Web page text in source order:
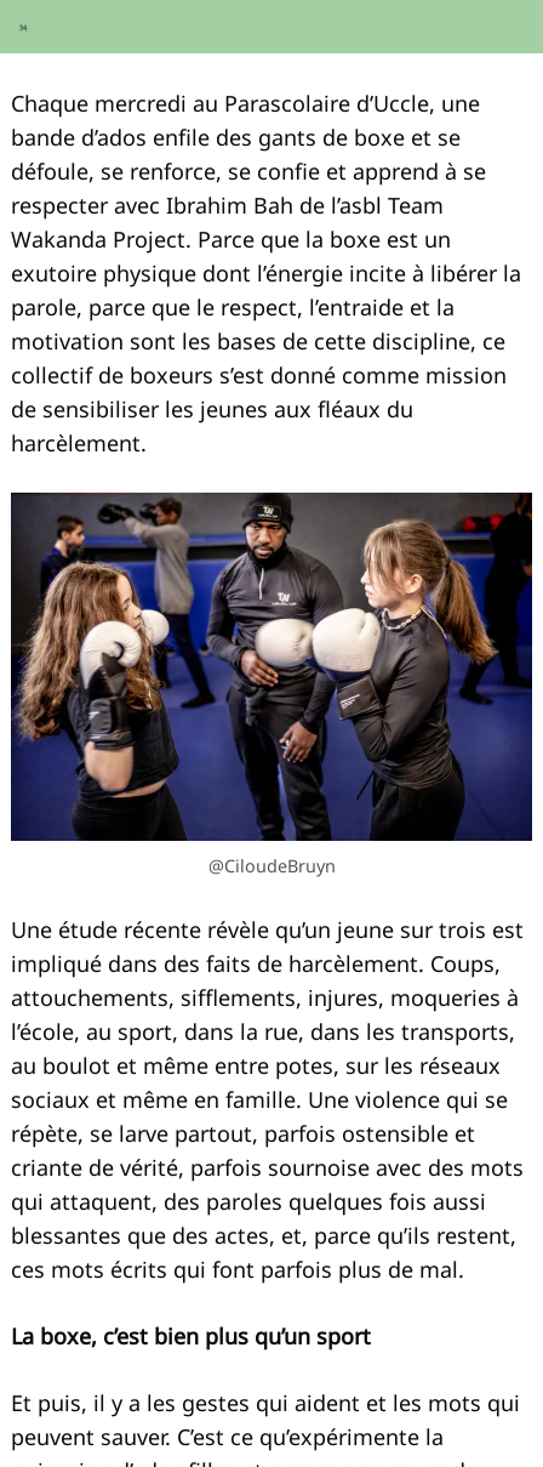
Chaque mercredi au Parascolaire d’Uccle, une
bande d’ados enfile des gants de boxe et se
défoule, se renforce, se confie et apprend à se
respecter avec Ibrahim Bah de l’asbl Team
Wakanda Project. Parce que la boxe est un
exutoire physique dont l’énergie incite à libérer la
parole, parce que le respect, l’entraide et la
motivation sont les bases de cette discipline, ce
collectif de boxeurs s’est donné comme mission
de sensibiliser les jeunes aux fléaux du
harcèlement.
@CiloudeBruyn
Une étude récente révèle qu’un jeune sur trois est
impliqué dans des faits de harcèlement. Coups,
attouchements, sifflements, injures, moqueries à
l’école, au sport, dans la rue, dans les transports,
au boulot et même entre potes, sur les réseaux
sociaux et même en famille. Une violence qui se
répète, se larve partout, parfois ostensible et
criante de vérité, parfois sournoise avec des mots
qui attaquent, des paroles quelques fois aussi
blessantes que des actes, et, parce qu’ils restent,
ces mots écrits qui font parfois plus de mal.
La boxe, c’est bien plus qu’un sport
Et puis, il y a les gestes qui aident et les mots qui
peuvent sauver. C’est ce qu’expérimente la